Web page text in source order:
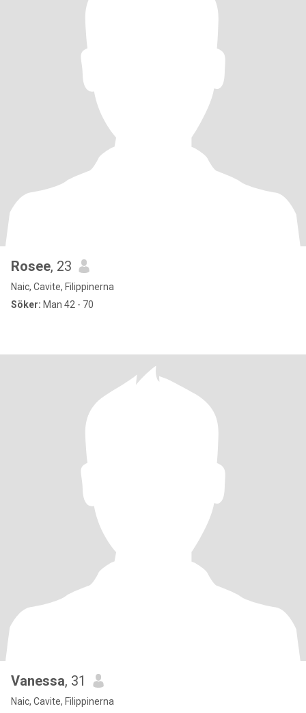
Rosee, 23
Naic, Cavite, Filippinerna
Söker: Man 42 - 70
Vanessa, 31
Naic, Cavite, Filippinerna